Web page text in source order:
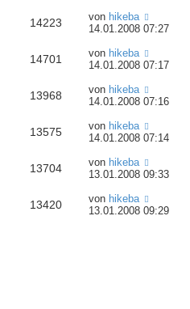
14223 von hikeba
14.01.2008 07:27
14701 von hikeba
14.01.2008 07:17
13968 von hikeba
14.01.2008 07:16
13575 von hikeba
14.01.2008 07:14
13704 von hikeba
13.01.2008 09:33
13420 von hikeba
13.01.2008 09:29